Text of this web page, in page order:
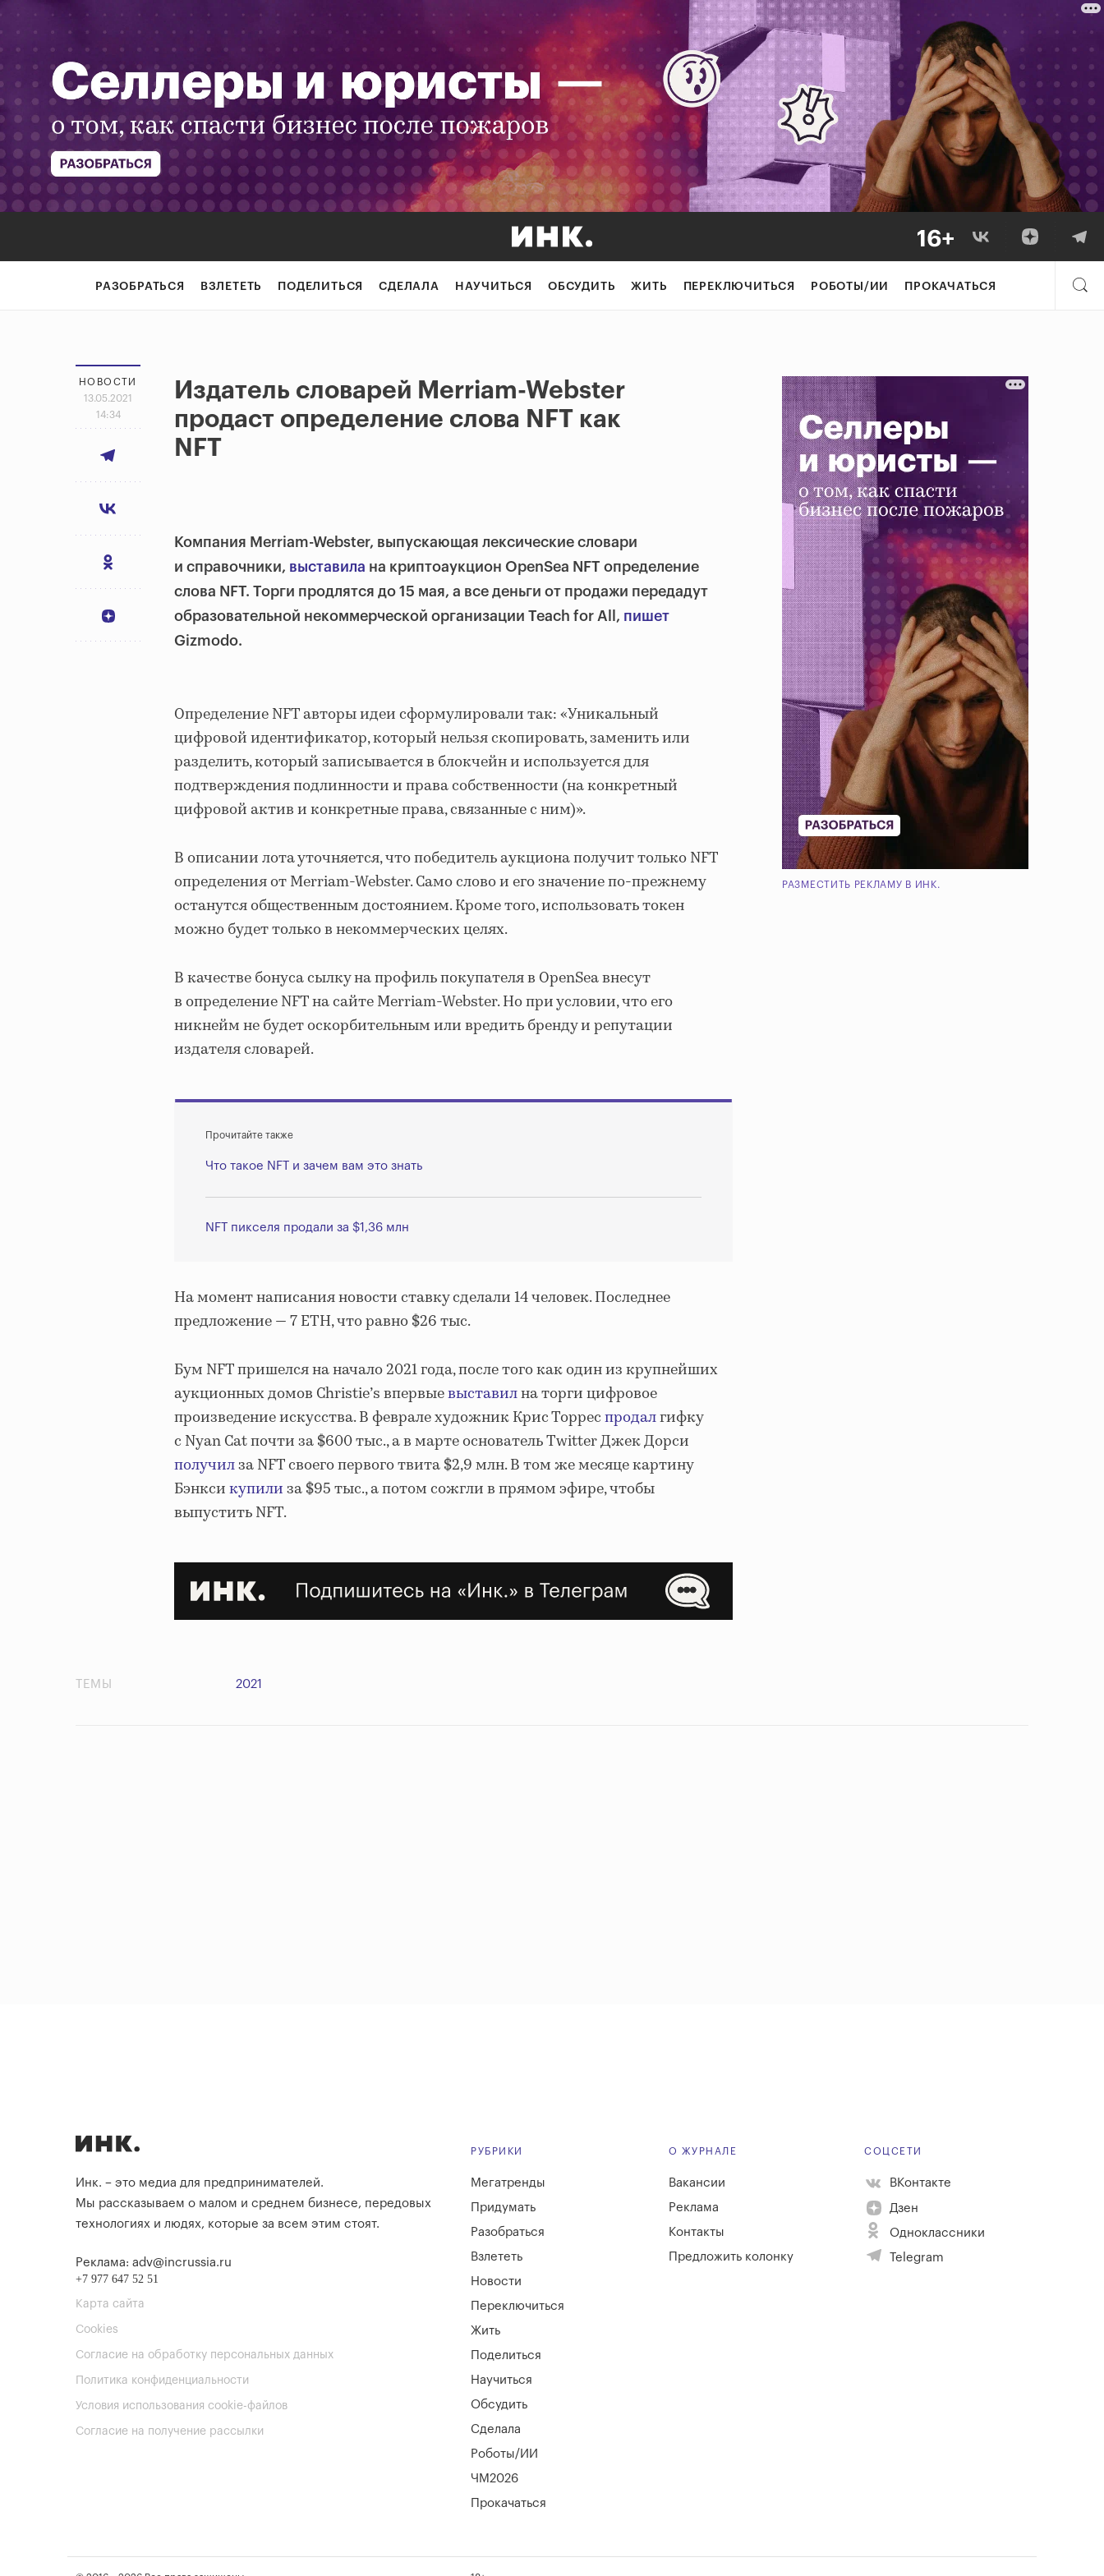
РАЗОБРАТЬСЯ ВЗЛЕТЕТЬ ПОДЕЛИТЬСЯ СДЕЛАЛА НАУЧИТЬСЯ ОБСУДИТЬ ЖИТЬ ПЕРЕКЛЮЧИТЬСЯ РОБОТЫ/ИИ ПРОКАЧАТЬСЯ
НОВОСТИ
13.05.2021
14:34
Издатель словарей Merriam-Webster
продаст определение слова NFT как
NFT
Компания Merriam-Webster, выпускающая лексические словари
и справочники, выставила на криптоаукцион OpenSea NFT определение
слова NFT. Торги продлятся до 15 мая, а все деньги от продажи передадут
образовательной некоммерческой организации Teach for All, пишет
Gizmodo.
Определение NFT авторы идеи сформулировали так: «Уникальный
цифровой идентификатор, который нельзя скопировать, заменить или
разделить, который записывается в блокчейн и используется для
подтверждения подлинности и права собственности (на конкретный
цифровой актив и конкретные права, связанные с ним)».
В описании лота уточняется, что победитель аукциона получит только NFT
определения от Merriam-Webster. Само слово и его значение по-прежнему
останутся общественным достоянием. Кроме того, использовать токен
можно будет только в некоммерческих целях.
В качестве бонуса сылку на профиль покупателя в OpenSea внесут
в определение NFT на сайте Merriam-Webster. Но при условии, что его
никнейм не будет оскорбительным или вредить бренду и репутации
издателя словарей.
Прочитайте также
Что такое NFT и зачем вам это знать
NFT пикселя продали за $1,36 млн
На момент написания новости ставку сделали 14 человек. Последнее
предложение — 7 ETH, что равно $26 тыс.
Бум NFT пришелся на начало 2021 года, после того как один из крупнейших
аукционных домов Christie’s впервыевыставилна торги цифровое
произведение искусства. В феврале художник Крис Торреспродалгифку
с Nyan Cat почти за $600 тыс., а в марте основатель Twitter Джек Дорси
получилза NFT своего первого твита $2,9 млн. В том же месяце картину
Бэнксикупилиза $95 тыс., а потом сожгли в прямом эфире, чтобы
выпустить NFT.
РАЗМЕСТИТЬ РЕКЛАМУ В ИНК.
ТЕМЫ 2021
Инк. – это медиа для предпринимателей.
Мы рассказываем о малом и среднем бизнесе, передовых
технологиях и людях, которые за всем этим стоят.
Реклама: adv@incrussia.ru
+7 977 647 52 51
Карта сайта
Cookies
Согласие на обработку персональных данных
Политика конфиденциальности
Условия использования cookie-файлов
Согласие на получение рассылки
РУБРИКИ
Мегатренды
Придумать
Разобраться
Взлететь
Новости
Переключиться
Жить
Поделиться
Научиться
Обсудить
Сделала
Роботы/ИИ
ЧМ2026
Прокачаться
О ЖУРНАЛЕ
Вакансии
Реклама
Контакты
Предложить колонку
СОЦСЕТИ
ВКонтакте
Дзен
Одноклассники
Telegram